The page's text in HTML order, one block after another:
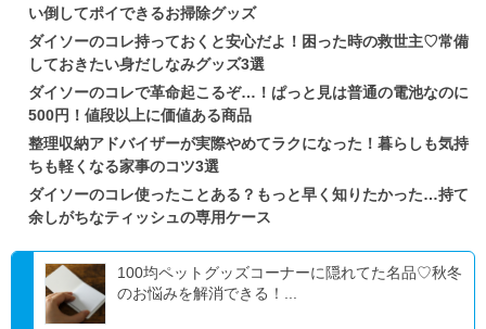
い倒してポイできるお掃除グッズ
ダイソーのコレ持っておくと安心だよ！困った時の救世主♡常備
しておきたい身だしなみグッズ3選
ダイソーのコレで革命起こるぞ…！ぱっと見は普通の電池なのに
500円！値段以上に価値ある商品
整理収納アドバイザーが実際やめてラクになった！暮らしも気持
ちも軽くなる家事のコツ3選
ダイソーのコレ使ったことある？もっと早く知りたかった…持て
余しがちなティッシュの専用ケース
100均ペットグッズコーナーに隠れてた名品♡秋冬
のお悩みを解消できる！...